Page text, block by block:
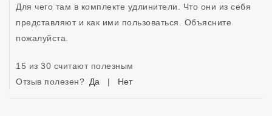
Для чего там в комплекте удлинители. Что они из себя
представляют и как ими пользоваться. Объясните
пожалуйста.
15 из 30 считают полезным
Отзыв полезен? Да | Нет